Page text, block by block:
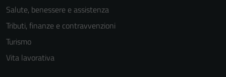
Salute, benessere e assistenza
Tributi, finanze e contravvenzioni
Turismo
Vita lavorativa